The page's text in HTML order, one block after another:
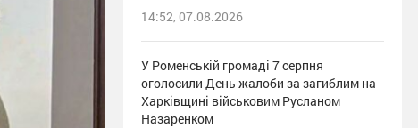
14:52, 07.08.2026
У Роменській громаді 7 серпня
оголосили День жалоби за загиблим на
Харківщині військовим Русланом
Назаренком